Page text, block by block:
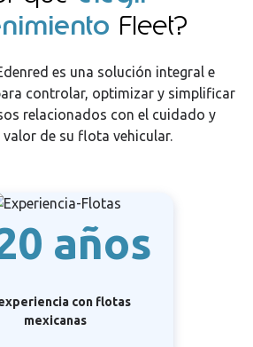
Fleet?
es una solución integral e
controlar, optimizar y simplificar
relacionados con el cuidado y
valor de su flota vehicular.
años
con flotas
mexicanas